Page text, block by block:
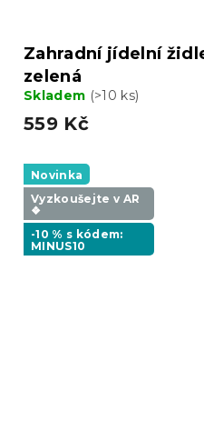
Zahradní jídelní
zelená
Skladem (>10 ks)
559 Kč
Novinka
Vyzkoušejte v AR
❖
-10 % s kódem:
MINUS10